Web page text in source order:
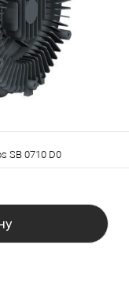
SB 0710 D0